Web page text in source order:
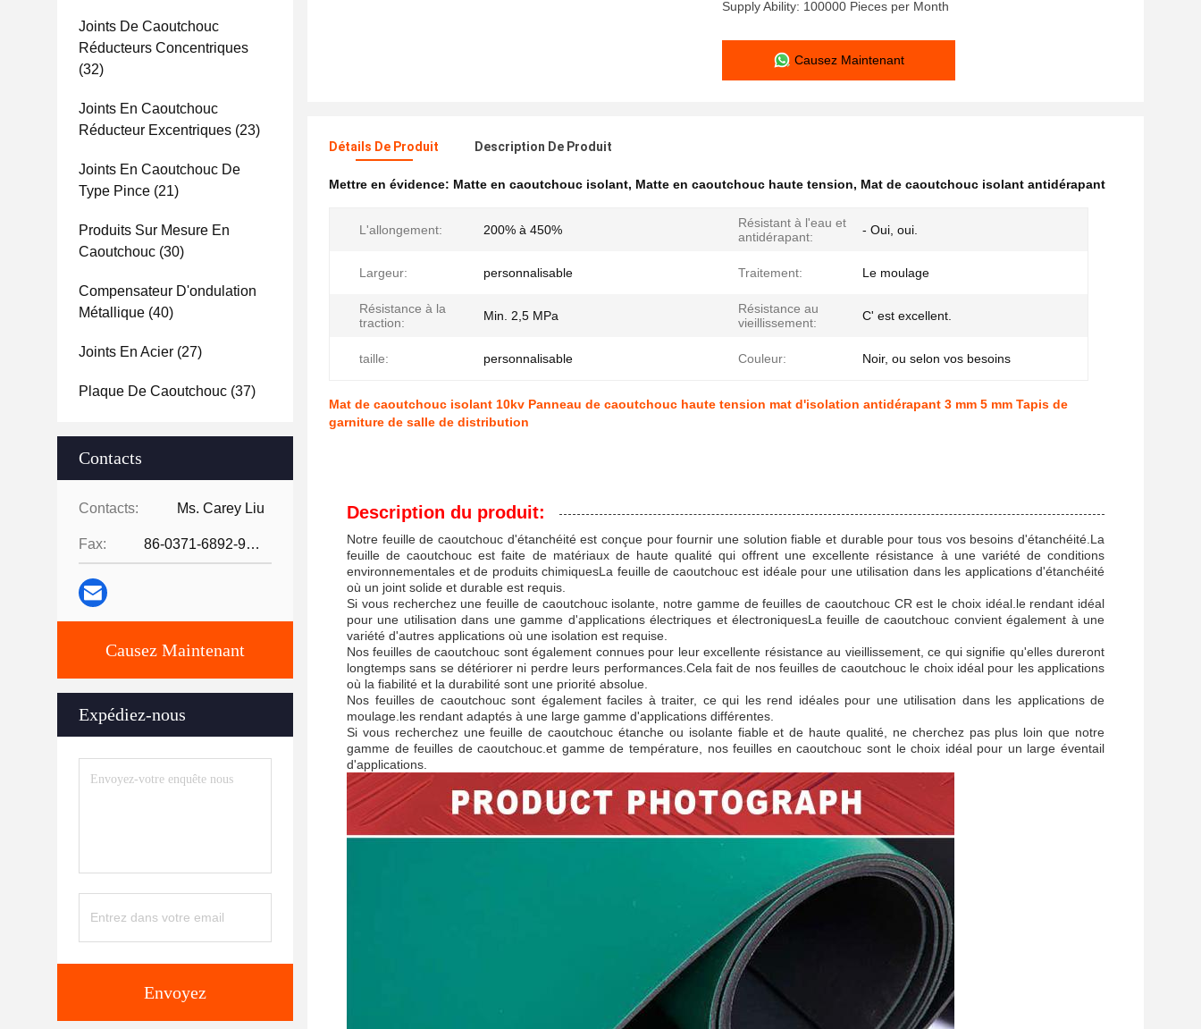
Joints De Caoutchouc
Réducteurs Concentriques
(32)
Joints En Caoutchouc
Réducteur Excentriques (23)
Joints En Caoutchouc De
Type Pince (21)
Produits Sur Mesure En
Caoutchouc (30)
Compensateur D'ondulation
Métallique (40)
Joints En Acier (27)
Plaque De Caoutchouc (37)
Contacts
Contacts: Ms. Carey Liu
Fax: 86-0371-6892-9024
Causez Maintenant
Expédiez-nous
Envoyez
Supply Ability: 100000 Pieces per Month
Causez Maintenant
Détails De Produit Description De Produit
Mettre en évidence: Matte en caoutchouc isolant, Matte en caoutchouc haute tension, Mat de caoutchouc isolant antidérapant
L'allongement: 200% à 450%
Résistant à l'eau et
antidérapant:
- Oui, oui.
Largeur: personnalisable Traitement: Le moulage
Résistance à la
traction:
Min. 2,5 MPa
Résistance au
vieillissement:
C' est excellent.
taille: personnalisable Couleur: Noir, ou selon vos besoins
Mat de caoutchouc isolant 10kv Panneau de caoutchouc haute tension mat d'isolation antidérapant 3 mm 5 mm Tapis de
garniture de salle de distribution
Description du produit:
Notre feuille de caoutchouc d'étanchéité est conçue pour fournir une solution fiable et durable pour tous vos besoins d'étanchéité.La
feuille de caoutchouc est faite de matériaux de haute qualité qui offrent une excellente résistance à une variété de conditions
environnementales et de produits chimiquesLa feuille de caoutchouc est idéale pour une utilisation dans les applications d'étanchéité
où un joint solide et durable est requis.
Si vous recherchez une feuille de caoutchouc isolante, notre gamme de feuilles de caoutchouc CR est le choix idéal.le rendant idéal
pour une utilisation dans une gamme d'applications électriques et électroniquesLa feuille de caoutchouc convient également à une
variété d'autres applications où une isolation est requise.
Nos feuilles de caoutchouc sont également connues pour leur excellente résistance au vieillissement, ce qui signifie qu'elles dureront
longtemps sans se détériorer ni perdre leurs performances.Cela fait de nos feuilles de caoutchouc le choix idéal pour les applications
où la fiabilité et la durabilité sont une priorité absolue.
Nos feuilles de caoutchouc sont également faciles à traiter, ce qui les rend idéales pour une utilisation dans les applications de
moulage.les rendant adaptés à une large gamme d'applications différentes.
Si vous recherchez une feuille de caoutchouc étanche ou isolante fiable et de haute qualité, ne cherchez pas plus loin que notre
gamme de feuilles de caoutchouc.et gamme de température, nos feuilles en caoutchouc sont le choix idéal pour un large éventail
d'applications.